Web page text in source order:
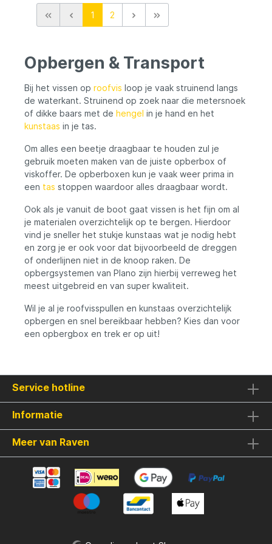
1 2
Opbergen & Transport
Bij het vissen op roofvis loop je vaak struinend langs
de waterkant. Struinend op zoek naar die metersnoek
of dikke baars met de hengel in je hand en het
kunstaas in je tas.
Om alles een beetje draagbaar te houden zul je
gebruik moeten maken van de juiste opberbox of
viskoffer. De opberboxen kun je vaak weer prima in
een tas stoppen waardoor alles draagbaar wordt.
Ook als je vanuit de boot gaat vissen is het fijn om al
je materialen overzichtelijk op te bergen. Hierdoor
vind je sneller het stukje kunstaas wat je nodig hebt
en zorg je er ook voor dat bijvoorbeeld de dreggen
of onderlijnen niet in de knoop raken. De
opbergsystemen van Plano zijn hierbij verreweg het
meest uitgebreid en van super kwaliteit.
Wil je al je roofvisspullen en kunstaas overzichtelijk
opbergen en snel bereikbaar hebben? Kies dan voor
een opbergbox en trek er op uit!
Service hotline
Informatie
Meer van Raven